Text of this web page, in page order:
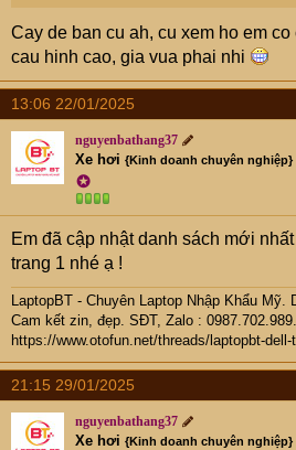
Cay de ban cu ah, cu xem ho em
cau hinh cao, gia vua phai nhi
13:06 22/01/2025
nguyenbathang37
Xe hơi {Kinh doanh chuyên nghiệp}
✪
Em đã cập nhật danh sách mới
trang 1 nhé ạ !
LaptopBT - Chuyên Laptop Nhập Khẩu Mỹ.
Cam kết zin, đẹp. SĐT, Zalo : 0987.702.989.
https://www.otofun.net/threads/laptopbt-
21:15 29/01/2025
nguyenbathang37
Xe hơi {Kinh doanh chuyên nghiệp}